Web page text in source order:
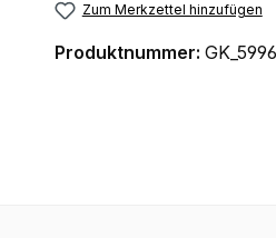
Zum Merkzettel hinzufügen
Produktnummer: